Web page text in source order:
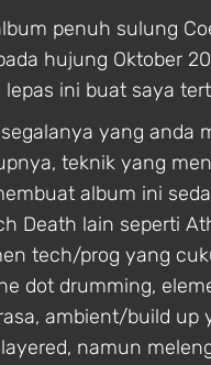
penuh sulung
hujung Oktober
ini buat saya
yang anda
teknik yang
album ini
Death lain seperti
tech/prog yang
dot drumming,
ambient/build up
namun